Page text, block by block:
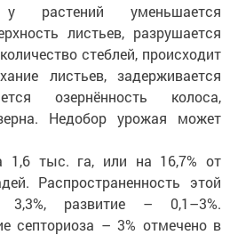
растений уменьшается
листьев, разрушается
стеблей, происходит
листьев, задерживается
озернённость колоса,
Недобор урожая может
1,6 тыс. га, или на 16,7% от
Распространенность этой
развитие – 0,1–3%.
септориоза – 3% отмечено в